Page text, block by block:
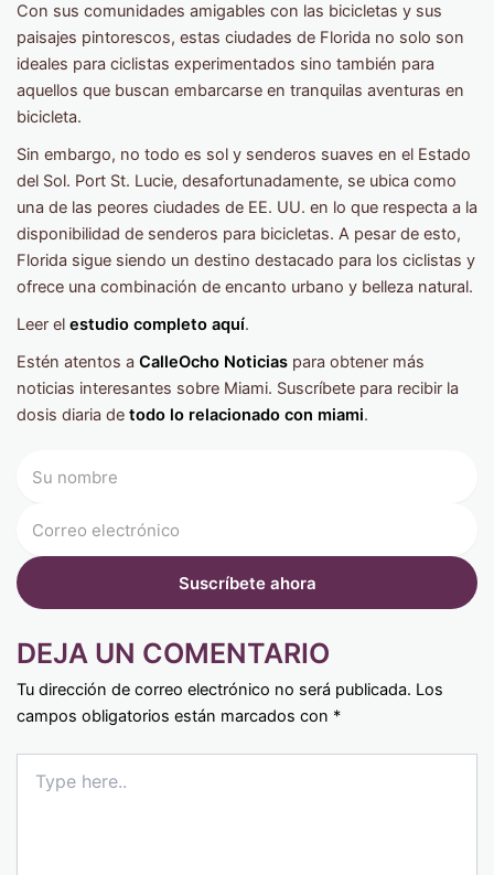
Con sus comunidades amigables con las bicicletas y sus
paisajes pintorescos, estas ciudades de Florida no solo son
ideales para ciclistas experimentados sino también para
aquellos que buscan embarcarse en tranquilas aventuras en
bicicleta.
Sin embargo, no todo es sol y senderos suaves en el Estado
del Sol. Port St. Lucie, desafortunadamente, se ubica como
una de las peores ciudades de EE. UU. en lo que respecta a la
disponibilidad de senderos para bicicletas. A pesar de esto,
Florida sigue siendo un destino destacado para los ciclistas y
ofrece una combinación de encanto urbano y belleza natural.
Leer el estudio completo aquí.
Estén atentos a CalleOcho Noticias para obtener más
noticias interesantes sobre Miami. Suscríbete para recibir la
dosis diaria de todo lo relacionado con miami.
DEJA UN COMENTARIO
Tu dirección de correo electrónico no será publicada. Los
campos obligatorios están marcados con *
here..